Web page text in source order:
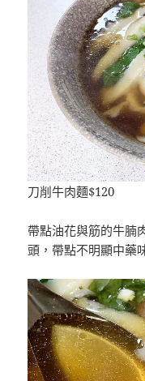
刀削牛肉麵$120
帶點油花與筋的牛腩
頭，帶點不明顯中藥